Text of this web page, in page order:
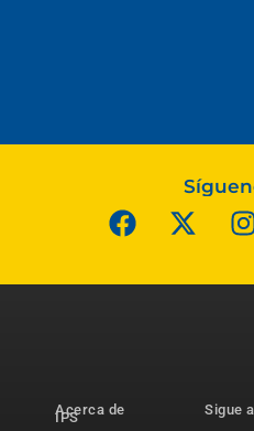
Acerca de
IPS
Sigue